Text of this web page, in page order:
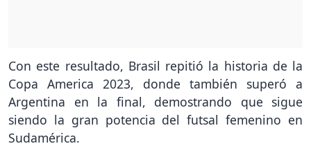
Con este resultado, Brasil repitió la historia de la
Copa America 2023, donde también superó a
Argentina en la final, demostrando que sigue
siendo la gran potencia del futsal femenino en
Sudamérica.